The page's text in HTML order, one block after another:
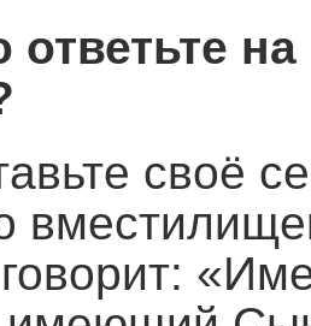
ответьте
своё
говорит: